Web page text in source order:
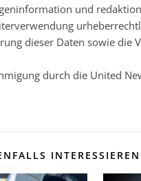
und
dieser Daten sowie die
durch die United
INTERESSIEREN